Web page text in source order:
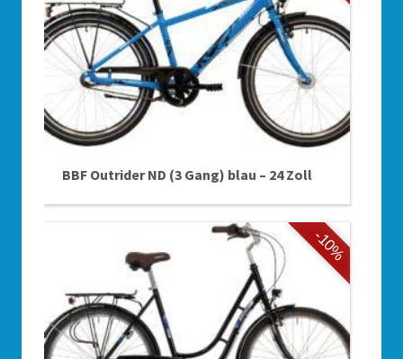
BBF Outrider ND (3 Gang) blau – 24 Zoll
-10%